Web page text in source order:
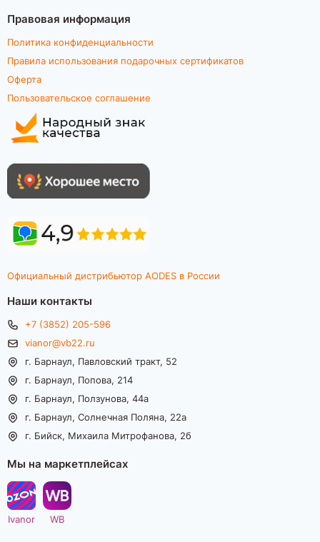
Правовая информация
Политика конфиденциальности
Правила использования подарочных сертификатов
Оферта
Пользовательское соглашение
Официальный дистрибьютор AODES в России
Наши контакты
+7 (3852) 205-596
vianor@vb22.ru
г. Барнаул, Павловский тракт, 52
г. Барнаул, Попова, 214
г. Барнаул, Ползунова, 44а
г. Барнаул, Солнечная Поляна, 22а
г. Бийск, Михаила Митрофанова, 2б
Мы на маркетплейсах
Ivanor WB